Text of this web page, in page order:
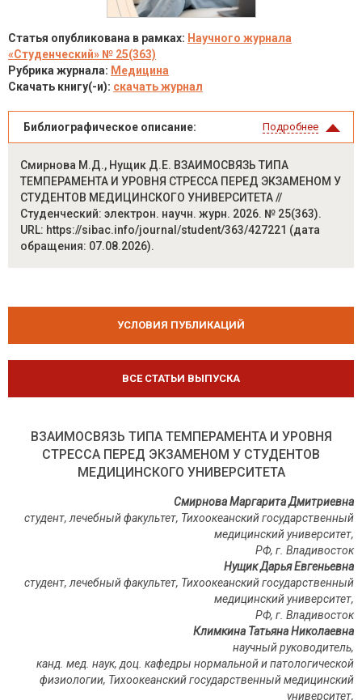
Статья опубликована в рамках: Научного журнала
«Студенческий» № 25(363)
Рубрика журнала: Медицина
Скачать книгу(-и): скачать журнал
Библиографическое описание: Подробнее
Смирнова М.Д., Нущик Д.Е. ВЗАИМОСВЯЗЬ ТИПА
ТЕМПЕРАМЕНТА И УРОВНЯ СТРЕССА ПЕРЕД ЭКЗАМЕНОМ У
СТУДЕНТОВ МЕДИЦИНСКОГО УНИВЕРСИТЕТА //
Студенческий: электрон. научн. журн. 2026. № 25(363).
URL: https://sibac.info/journal/student/363/427221 (дата
обращения: 07.08.2026).
УСЛОВИЯ ПУБЛИКАЦИЙ
ВСЕ СТАТЬИ ВЫПУСКА
ВЗАИМОСВЯЗЬ ТИПА ТЕМПЕРАМЕНТА И УРОВНЯ
СТРЕССА ПЕРЕД ЭКЗАМЕНОМ У СТУДЕНТОВ
МЕДИЦИНСКОГО УНИВЕРСИТЕТА
Смирнова Маргарита Дмитриевна
студент, лечебный факультет, Тихоокеанский государственный
медицинский университет,
РФ, г. Владивосток
Нущик Дарья Евгеньевна
студент, лечебный факультет, Тихоокеанский государственный
медицинский университет,
РФ, г. Владивосток
Климкина Татьяна Николаевна
научный руководитель,
канд. мед. наук, доц. кафедры нормальной и патологической
физиологии, Тихоокеанский государственный медицинский
университет,